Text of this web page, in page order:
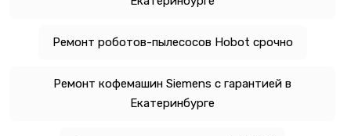
Ремонт роботов-пылесосов Hobot срочно
Ремонт кофемашин Siemens с гарантией в
Екатеринбурге